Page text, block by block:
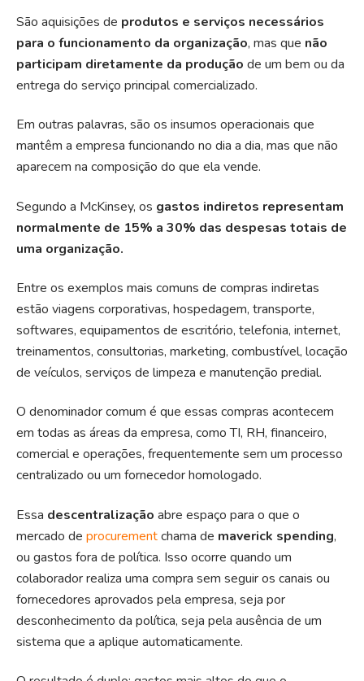
São aquisições de produtos e serviços necessários
para o funcionamento da organização, mas que não
participam diretamente da produção de um bem ou da
entrega do serviço principal comercializado.
Em outras palavras, são os insumos operacionais que
mantêm a empresa funcionando no dia a dia, mas que não
aparecem na composição do que ela vende.
Segundo a McKinsey, os gastos indiretos representam
normalmente de 15% a 30% das despesas totais de
uma organização.
Entre os exemplos mais comuns de compras indiretas
estão viagens corporativas, hospedagem, transporte,
softwares, equipamentos de escritório, telefonia, internet,
treinamentos, consultorias, marketing, combustível, locação
de veículos, serviços de limpeza e manutenção predial.
O denominador comum é que essas compras acontecem
em todas as áreas da empresa, como TI, RH, financeiro,
comercial e operações, frequentemente sem um processo
centralizado ou um fornecedor homologado.
Essa descentralização abre espaço para o que o
mercado de procurementchama de maverick spending,
ou gastos fora de política. Isso ocorre quando um
colaborador realiza uma compra sem seguir os canais ou
fornecedores aprovados pela empresa, seja por
desconhecimento da política, seja pela ausência de um
sistema que a aplique automaticamente.